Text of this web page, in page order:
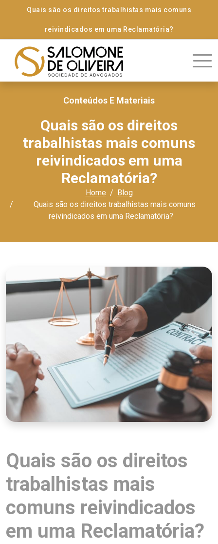
Quais são os direitos trabalhistas mais comuns
reivindicados em uma Reclamatória?
Conteúdos E Materiais
Quais são os direitos
trabalhistas mais comuns
reivindicados em uma
Reclamatória?
Home
Blog
Quais são os direitos trabalhistas mais comuns
reivindicados em uma Reclamatória?
Quais são os direitos
trabalhistas mais
comuns reivindicados
em uma Reclamatória?